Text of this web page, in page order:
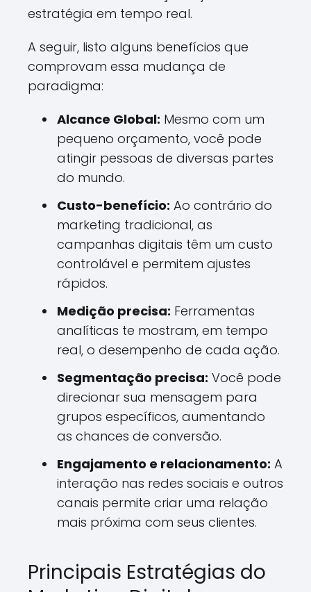
estratégia em tempo real.
A seguir, listo alguns benefícios que
comprovam essa mudança de
paradigma:
Alcance Global: Mesmo com um
pequeno orçamento, você pode
atingir pessoas de diversas partes
do mundo.
Custo-benefício: Ao contrário do
marketing tradicional, as
campanhas digitais têm um custo
controlável e permitem ajustes
rápidos.
Medição precisa: Ferramentas
analíticas te mostram, em tempo
real, o desempenho de cada ação.
Segmentação precisa: Você pode
direcionar sua mensagem para
grupos específicos, aumentando
as chances de conversão.
Engajamento e relacionamento: A
interação nas redes sociais e outros
canais permite criar uma relação
mais próxima com seus clientes.
Principais Estratégias do